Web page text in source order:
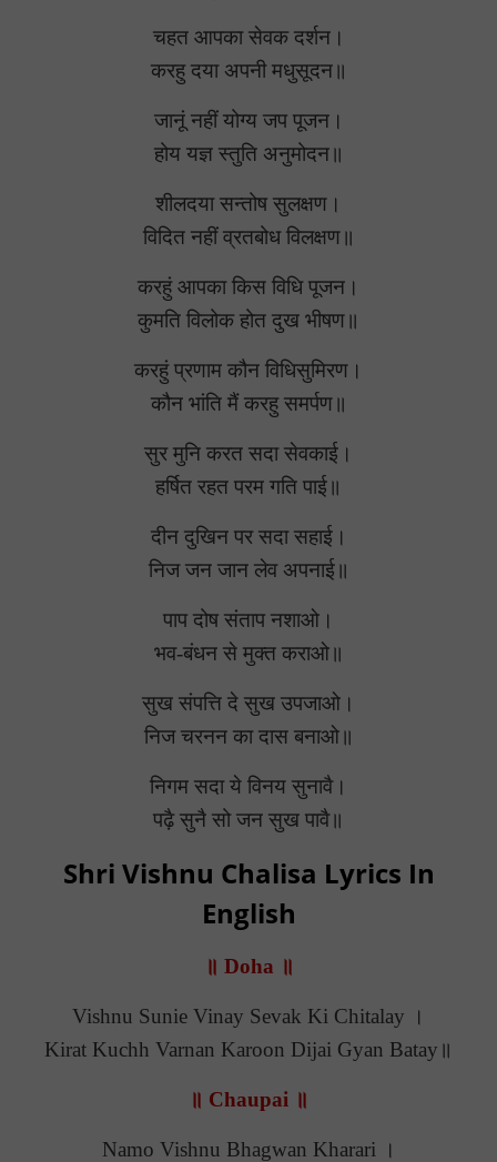
चहत आपका सेवक दर्शन।
करहु दया अपनी मधुसूदन॥
जानूं नहीं योग्य जप पूजन।
होय यज्ञ स्तुति अनुमोदन॥
शीलदया सन्तोष सुलक्षण।
विदित नहीं व्रतबोध विलक्षण॥
करहुं आपका किस विधि पूजन।
कुमति विलोक होत दुख भीषण॥
करहुं प्रणाम कौन विधिसुमिरण।
कौन भांति मैं करहु समर्पण॥
सुर मुनि करत सदा सेवकाई।
हर्षित रहत परम गति पाई॥
दीन दुखिन पर सदा सहाई।
निज जन जान लेव अपनाई॥
पाप दोष संताप नशाओ।
भव-बंधन से मुक्त कराओ॥
सुख संपत्ति दे सुख उपजाओ।
निज चरनन का दास बनाओ॥
निगम सदा ये विनय सुनावै।
पढ़ै सुनै सो जन सुख पावै॥
Shri Vishnu Chalisa Lyrics In
English
॥ Doha ॥
Vishnu Sunie Vinay Sevak Ki Chitalay ।
Kirat Kuchh Varnan Karoon Dijai Gyan Batay॥
॥ Chaupai ॥
Namo Vishnu Bhagwan Kharari ।